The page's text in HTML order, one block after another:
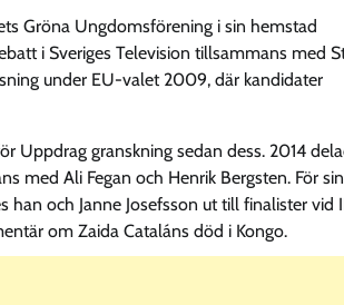
Gröna Ungdomsförening i sin hemstad
i Sveriges Television tillsammans med
under EU-valet 2009, där kandidater
Uppdrag granskning sedan dess. 2014
med Ali Fegan och Henrik Bergsten. För sin
och Janne Josefsson ut till finalister vid
om Zaida Cataláns död i Kongo.